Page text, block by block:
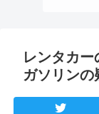
レンタカ
ガソリンの